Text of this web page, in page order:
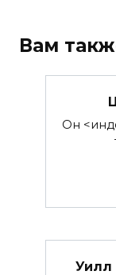
Вам
Он
Уилл